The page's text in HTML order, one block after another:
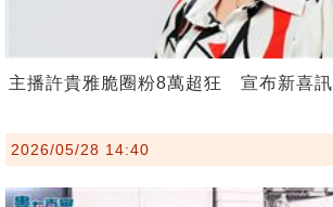
主播許貴雅脆圈粉8萬超狂 宣布新喜訊
2026/05/28 14:40